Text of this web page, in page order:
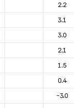
2.2
3.1
3.0
2.1
1.5
0.4
-3.0